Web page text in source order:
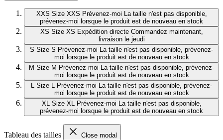
XXS Size XXS Prévenez-moi La taille n'est pas disponible,
prévenez-moi lorsque le produit est de nouveau en stock
XS Size XS Expédition directe Commandez maintenant,
livraison le jeudi
S Size S Prévenez-moi La taille n'est pas disponible, prévenez-
moi lorsque le produit est de nouveau en stock
M Size M Prévenez-moi La taille n'est pas disponible, prévenez-
moi lorsque le produit est de nouveau en stock
L Size L Prévenez-moi La taille n'est pas disponible, prévenez-
moi lorsque le produit est de nouveau en stock
XL Size XL Prévenez-moi La taille n'est pas disponible,
prévenez-moi lorsque le produit est de nouveau en stock
Tableau des tailles Close modal